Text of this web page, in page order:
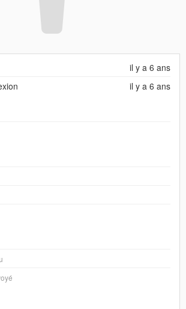
il y a 6 ans
il y a 6 ans